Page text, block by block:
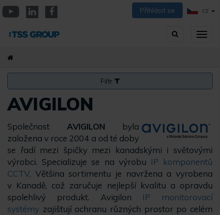
Přejít
k
hlavnímu
obsahu
Přihlásit se CZ
Vyhledávání
Filtr
AVIGILON
Společnost AVIGILON byla
založena v roce 2004 a od té doby
se řadí mezi špičky mezi kanadskými i světovými
výrobci. Specializuje se na výrobu IP komponentů
CCTV. Většina sortimentu je navržena a vyrobena
v Kanadě, což zaručuje nejlepší kvalitu a opravdu
spolehlivý produkt. Avigilon IP monitorovací
systémy zajišťují ochranu různých prostor po celém